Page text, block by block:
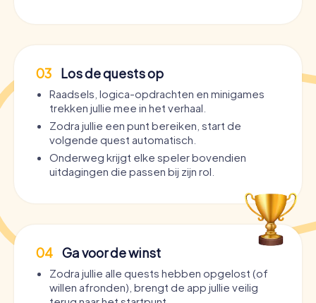
03 Los de quests op
Raadsels, logica-opdrachten en minigames
trekken jullie mee in het verhaal.
Zodra jullie een punt bereiken, start de
volgende quest automatisch.
Onderweg krijgt elke speler bovendien
uitdagingen die passen bij zijn rol.
04 Ga voor de winst
Zodra jullie alle quests hebben opgelost (of
willen afronden), brengt de app jullie veilig